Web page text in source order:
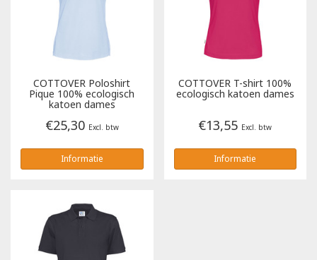
COTTOVER Poloshirt
Pique 100% ecologisch
katoen dames
€25,30 Excl. btw
Informatie
COTTOVER T-shirt 100%
ecologisch katoen dames
€13,55 Excl. btw
Informatie